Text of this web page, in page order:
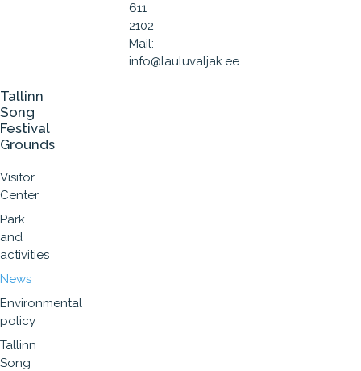
611
2102
Mail:
info@lauluvaljak.ee
Tallinn
Song
Festival
Grounds
Visitor
Center
Park
and
activities
News
Environmental
policy
Tallinn
Song